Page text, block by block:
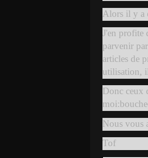
Alors il y a
J'en profite
parvenir
articles de
utilisation,
Donc ceux
Nous vous
Tof